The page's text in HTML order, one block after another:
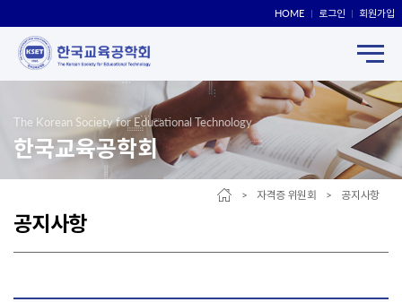
HOME 로그인 회원가입
The Korean Society for Educational Technology
한국교육공학회
공지사항
> 자격증 위원회 > 공지사항